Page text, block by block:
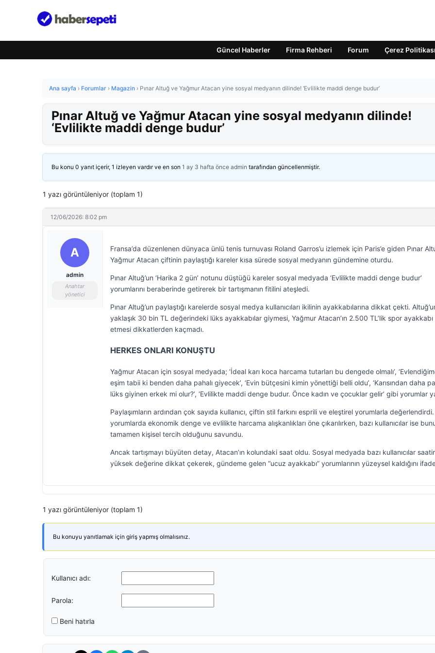
Güncel Haberler Firma Rehberi Forum Çerez Politikası
Ana sayfa › Forumlar › Magazin › Pınar Altuğ ve Yağmur Atacan yine sosyal medyanın dilinde! ‘Evlilikte maddi denge budur’
Pınar Altuğ ve Yağmur Atacan yine sosyal medyanın dilinde!
‘Evlilikte maddi denge budur’
Bu konu 0 yanıt içerir, 1 izleyen vardır ve en son 1 ay 3 hafta önce admin tarafından güncellenmiştir.
1 yazı görüntüleniyor (toplam 1)
12/06/2026: 8:02 pm
A
admin
Anahtar
yönetici
Fransa’da düzenlenen dünyaca ünlü tenis turnuvası Roland Garros’u izlemek için Paris’e giden Pınar
Yağmur Atacan çiftinin paylaştığı kareler kısa sürede sosyal medyanın gündemine oturdu.
Pınar Altuğ’un ‘Harika 2 gün’ notunu düştüğü kareler sosyal medyada ‘Evlilikte maddi denge budur’
yorumlarını beraberinde getirerek bir tartışmanın fitilini ateşledi.
Pınar Altuğ’un paylaştığı karelerde sosyal medya kullanıcıları ikilinin ayakkabılarına dikkat çekti.
yaklaşık 30 bin TL değerindeki lüks ayakkabılar giymesi, Yağmur Atacan’ın 2.500 TL’lik spor
etmesi dikkatlerden kaçmadı.
HERKES ONLARI KONUŞTU
Yağmur Atacan için sosyal medyada; ‘İdeal karı koca harcama tutarları bu dengede olmalı’,
eşim tabii ki benden daha pahalı giyecek’, ‘Evin bütçesini kimin yönettiği belli oldu’, ‘Karısından daha
lüks giyinen erkek mi olur?’, ‘Evlilikte maddi denge budur. Önce kadın ve çocuklar gelir’ gibi yorumlar
Paylaşımların ardından çok sayıda kullanıcı, çiftin stil farkını esprili ve eleştirel yorumlarla değerlendirdi.
yorumlarda ekonomik denge ve evlilikte harcama alışkanlıkları öne çıkarılırken, bazı kullanıcılar ise
tamamen kişisel tercih olduğunu savundu.
Ancak tartışmayı büyüten detay, Atacan’ın kolundaki saat oldu. Sosyal medyada bazı kullanıcılar
yüksek değerine dikkat çekerek, gündeme gelen “ucuz ayakkabı” yorumlarının yüzeysel kaldığını
1 yazı görüntüleniyor (toplam 1)
Bu konuyu yanıtlamak için giriş yapmış olmalısınız.
Kullanıcı adı:
Parola:
Beni hatırla